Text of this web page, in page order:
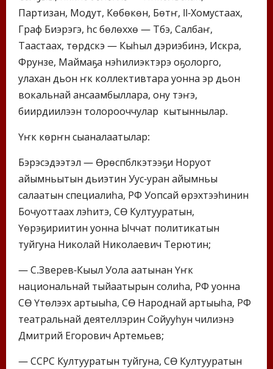
Партизан, Модут, Көбөкөн, Бөтүҥ, II-Хомустаах,
Граф Биэрэгэ, үһүс бөлөххө — Түбэ, Салбаҥ,
Таастаах, төрдүскэ — Кыһыл дэриэбинэ, Искра,
Фрунзе, Маймаҕа нэһилиэктэрэ оҕолорго,
улахан дьон үҥкүү коллективтара уонна эр дьон
вокальнай ансаамбыллара, ону тэҥэ,
биирдиилээн толорооччулар кытыннылар.
Үҥкүү көрүҥүн сыаналаатылар:
Бэрэсэдээтэл — Өрөспүүбүлүкэтээҕи Норуот
айымньытын дьиэтин Уус-уран айымньы
салаатын специалиһа, РФ Уопсай үөрэхтээһинин
Бочуоттаах үлэһитэ, СӨ Култууратын,
Үөрэҕириитин уонна Ыччат политикатын
туйгуна Николай Николаевич Терютин;
— С.Зверев-Кыыл Уола аатынан Үҥкүү
национальнай тыйаатырын солиһа, РФ уонна
СӨ Үтүөлээх артыыһа, СӨ Народнай артыыһа, РФ
театральнай деятеллэрин Сойууһун чилиэнэ
Дмитрий Егорович Артемьев;
— ССРС Култууратын туйгуна, СӨ Култууратын